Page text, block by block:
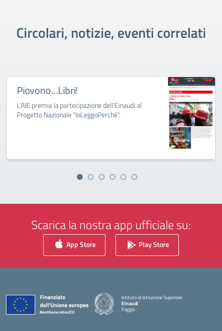
Circolari, notizie, eventi correlati
Piovono…Libri!
L'AIE premia la partecipazione dell'Einaudi al
Progetto Nazionale "IoLeggoPerché".
Scarica la nostra app ufficiale su:
App Store Play Store
Istituto di Istruzione Superiore
Einaudi
Foggia
— Visita la pagina iniziale della scuola